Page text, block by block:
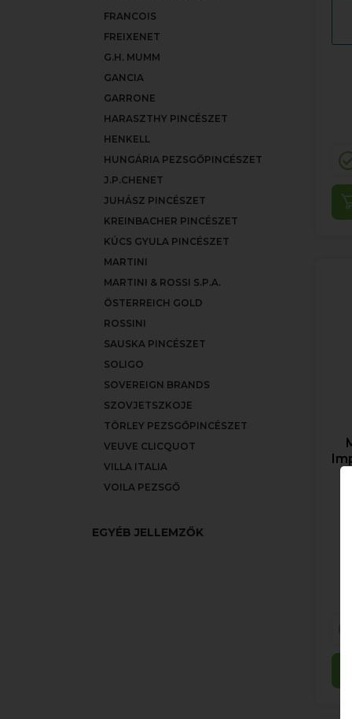
FRANCOIS
FREIXENET
G.H. MUMM
GANCIA
GARRONE
HARASZTHY PINCÉSZET
HENKELL
HUNGÁRIA PEZSGŐPINCÉSZET
J.P.CHENET
JUHÁSZ PINCÉSZET
KREINBACHER PINCÉSZET
KÚCS GYULA PINCÉSZET
MARTINI
MARTINI & ROSSI S.P.A.
ÖSTERREICH GOLD
ROSSINI
SAUSKA PINCÉSZET
SOLIGO
SOVEREIGN BRANDS
SZOVJETSZKOJE
TÖRLEY PEZSGŐPINCÉSZET
VEUVE CLICQUOT
VILLA ITALIA
VOILA PEZSGŐ
EGYÉB JELLEMZŐK